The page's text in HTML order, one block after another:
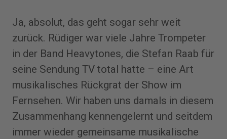
Ja, absolut, das geht sogar sehr weit
zurück. Rüdiger war viele Jahre Trompeter
in der Band Heavytones, die Stefan Raab für
seine Sendung TV total hatte – eine Art
musikalisches Rückgrat der Show im
Fernsehen. Wir haben uns damals in diesem
Zusammenhang kennengelernt und seitdem
immer wieder gemeinsame musikalische